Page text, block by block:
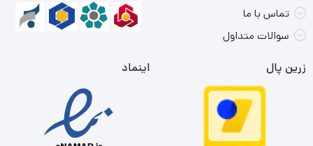
تماس با ما
سوالات متداول
زرین پال اینماد